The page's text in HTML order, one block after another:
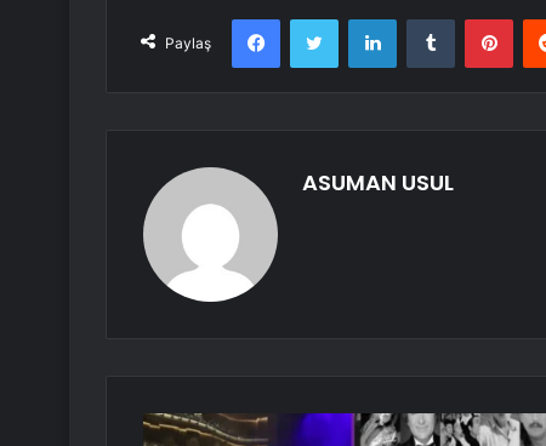
Paylaş
FacebookTwitter LinkedInTumblr
ASUMAN USUL